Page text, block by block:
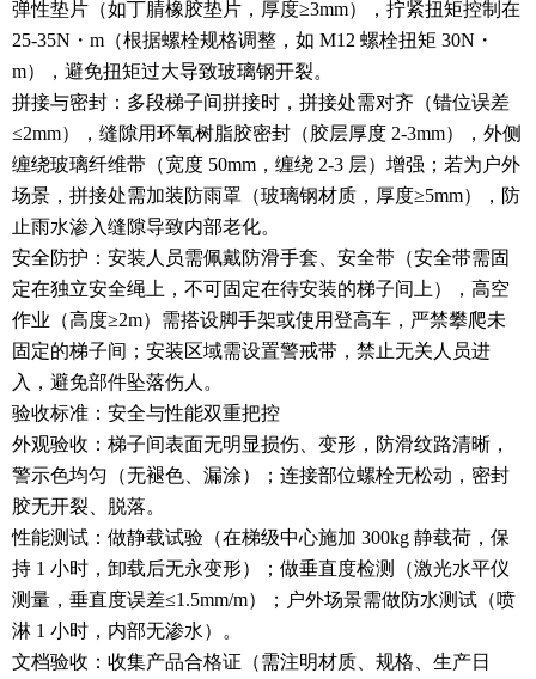
弹性垫片（如丁腈橡胶垫片，厚度≥3mm），拧紧扭矩控制在
25-35N・m（根据螺栓规格调整，如 M12 螺栓扭矩 30N・
m），避免扭矩过大导致玻璃钢开裂。
拼接与密封：多段梯子间拼接时，拼接处需对齐（错位误差
≤2mm），缝隙用环氧树脂胶密封（胶层厚度 2-3mm），外侧
缠绕玻璃纤维带（宽度 50mm，缠绕 2-3 层）增强；若为户外
场景，拼接处需加装防雨罩（玻璃钢材质，厚度≥5mm），防
止雨水渗入缝隙导致内部老化。
安全防护：安装人员需佩戴防滑手套、安全带（安全带需固
定在独立安全绳上，不可固定在待安装的梯子间上），高空
作业（高度≥2m）需搭设脚手架或使用登高车，严禁攀爬未
固定的梯子间；安装区域需设置警戒带，禁止无关人员进
入，避免部件坠落伤人。
验收标准：安全与性能双重把控
外观验收：梯子间表面无明显损伤、变形，防滑纹路清晰，
警示色均匀（无褪色、漏涂）；连接部位螺栓无松动，密封
胶无开裂、脱落。
性能测试：做静载试验（在梯级中心施加 300kg 静载荷，保
持 1 小时，卸载后无永变形）；做垂直度检测（激光水平仪
测量，垂直度误差≤1.5mm/m）；户外场景需做防水测试（喷
淋 1 小时，内部无渗水）。
文档验收：收集产品合格证（需注明材质、规格、生产日